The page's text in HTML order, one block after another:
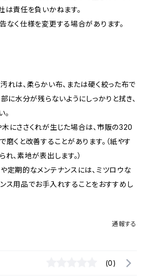
は責任を負いかねます。
なく仕様を変更する場合があります。
れは、柔らかい布、または硬く絞った布で
に水分が残らないようにしっかりと拭き、
。
にささくれが生じた場合は、市販の320
くと改善することがあります。（紙やす
、素地が表出します。）
定期的なメンテナンスには、ミツロウな
ス用品でお手入れすることをおすすめし
通報する
(0)